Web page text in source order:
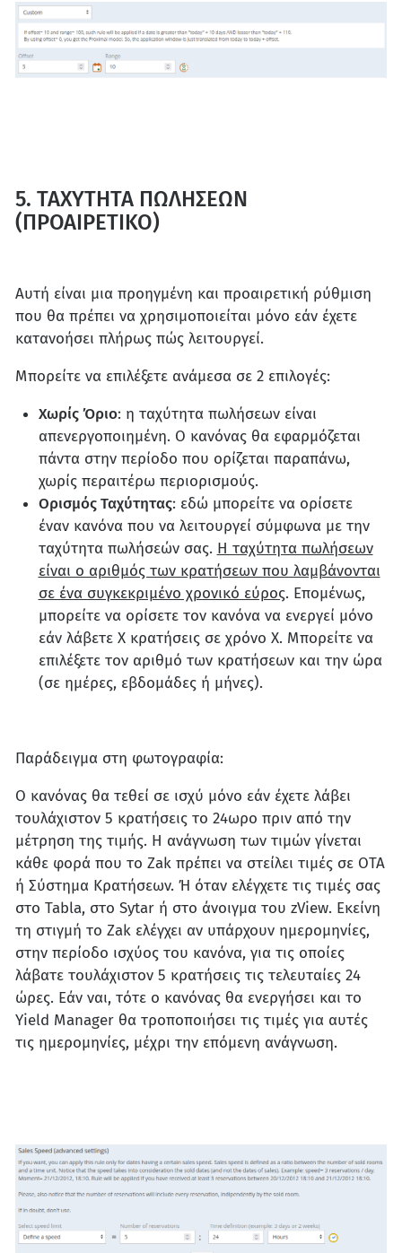
5. ΤΑΧΥΤΗΤΑ ΠΩΛΗΣΕΩΝ
(ΠΡΟΑΙΡΕΤΙΚΟ)
Αυτή είναι μια προηγμένη και προαιρετική ρύθμιση
που θα πρέπει να χρησιμοποιείται μόνο εάν έχετε
κατανοήσει πλήρως πώς λειτουργεί.
Μπορείτε να επιλέξετε ανάμεσα σε 2 επιλογές:
Χωρίς Όριο: η ταχύτητα πωλήσεων είναι
απενεργοποιημένη. Ο κανόνας θα εφαρμόζεται
πάντα στην περίοδο που ορίζεται παραπάνω,
χωρίς περαιτέρω περιορισμούς.
Ορισμός Ταχύτητας: εδώ μπορείτε να ορίσετε
έναν κανόνα που να λειτουργεί σύμφωνα με την
ταχύτητα πωλήσεών σας. Η ταχύτητα πωλήσεων
είναι ο αριθμός των κρατήσεων που λαμβάνονται
σε ένα συγκεκριμένο χρονικό εύρος. Επομένως,
μπορείτε να ορίσετε τον κανόνα να ενεργεί μόνο
εάν λάβετε X κρατήσεις σε χρόνο X. Μπορείτε να
επιλέξετε τον αριθμό των κρατήσεων και την ώρα
(σε ημέρες, εβδομάδες ή μήνες).
Παράδειγμα στη φωτογραφία:
Ο κανόνας θα τεθεί σε ισχύ μόνο εάν έχετε λάβει
τουλάχιστον 5 κρατήσεις το 24ωρο πριν από την
μέτρηση της τιμής. Η ανάγνωση των τιμών γίνεται
κάθε φορά που το Zak πρέπει να στείλει τιμές σε OTA
ή Σύστημα Κρατήσεων. Ή όταν ελέγχετε τις τιμές σας
στο Tabla, στο Sytar ή στο άνοιγμα του zView. Εκείνη
τη στιγμή το Zak ελέγχει αν υπάρχουν ημερομηνίες,
στην περίοδο ισχύος του κανόνα, για τις οποίες
λάβατε τουλάχιστον 5 κρατήσεις τις τελευταίες 24
ώρες. Εάν ναι, τότε ο κανόνας θα ενεργήσει και το
Yield Manager θα τροποποιήσει τις τιμές για αυτές
τις ημερομηνίες, μέχρι την επόμενη ανάγνωση.